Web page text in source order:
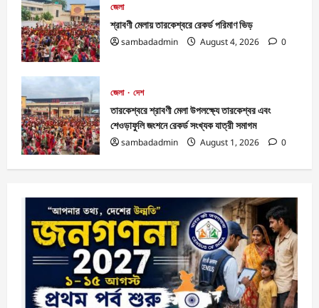
জেলা
শ্রাবণী মেলায় তারকেশ্বরে রেকর্ড পরিমাণ ভিড়
sambadadmin
August 4, 2026 0
জেলা
দেশ
তারকেশ্বরে শ্রাবণী মেলা উপলক্ষ্যে তারকেশ্বর এবং
শেওড়াফুলি জংশনে রেকর্ড সংখ্যক যাত্রী সমাগম
sambadadmin
August 1, 2026 0